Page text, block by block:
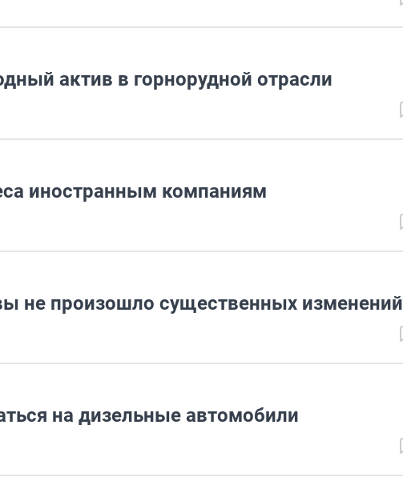
актив в горнорудной отрасли
иностранным компаниям
не произошло существенных изменений
на дизельные автомобили